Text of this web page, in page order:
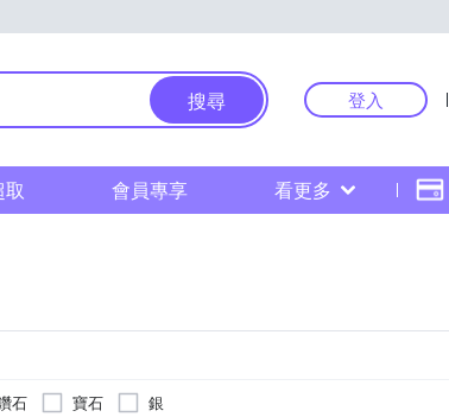
搜尋 登入
會員專享 看更多
石 寶石 銀